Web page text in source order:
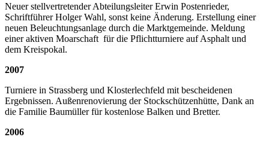
Neuer stellvertretender Abteilungsleiter Erwin Postenrieder,
Schriftführer Holger Wahl, sonst keine Änderung. Erstellung einer
neuen Beleuchtungsanlage durch die Marktgemeinde. Meldung
einer aktiven Moarschaft für die Pflichtturniere auf Asphalt und
dem Kreispokal.
2007
Turniere in Strassberg und Klosterlechfeld mit bescheidenen
Ergebnissen. Außenrenovierung der Stockschützenhütte, Dank an
die Familie Baumüller für kostenlose Balken und Bretter.
2006